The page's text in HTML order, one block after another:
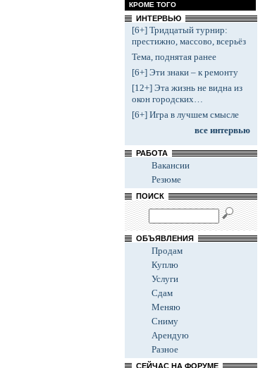
КРОМЕ ТОГО
ИНТЕРВЬЮ
[6+] Тридцатый турнир:
престижно, массово, всерьёз
Тема, поднятая ранее
[6+] Эти знаки – к ремонту
[12+] Эта жизнь не видна из
окон городских…
[6+] Игра в лучшем смысле
все интервью
РАБОТА
Вакансии
Резюме
ПОИСК
ОБЪЯВЛЕНИЯ
Продам
Куплю
Услуги
Сдам
Меняю
Сниму
Арендую
Разное
СЕЙЧАС НА ФОРУМЕ